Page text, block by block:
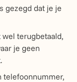
gezegd dat je je
terugbetaald,
je geen
telefoonnummer,